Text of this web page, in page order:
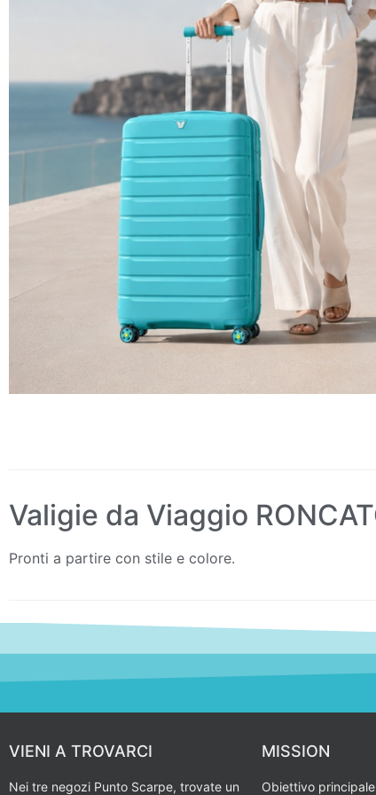
Valigie da Viaggio
Pronti a partire con stile e colore.
VIENI A TROVARCI
Nei tre negozi Punto Scarpe, trovate un
MISSION
Obiettivo